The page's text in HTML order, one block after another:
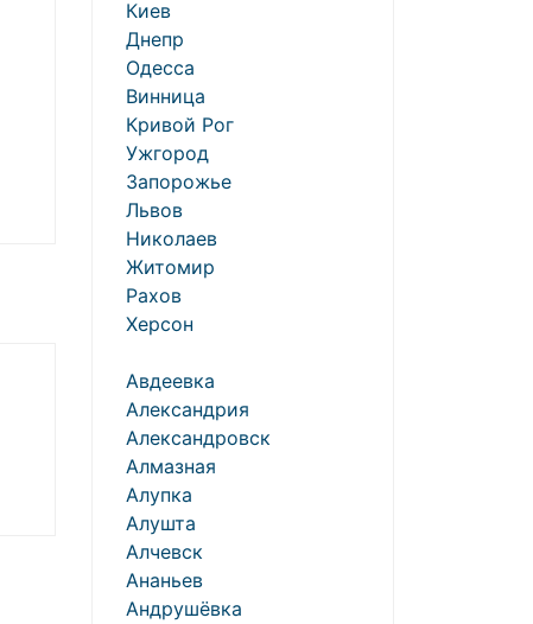
Киев
Днепр
Одесса
Винница
Кривой Рог
Ужгород
Запорожье
Львов
Николаев
Житомир
Рахов
Херсон
Авдеевка
Александрия
Александровск
Алмазная
Алупка
Алушта
Алчевск
Ананьев
Андрушёвка